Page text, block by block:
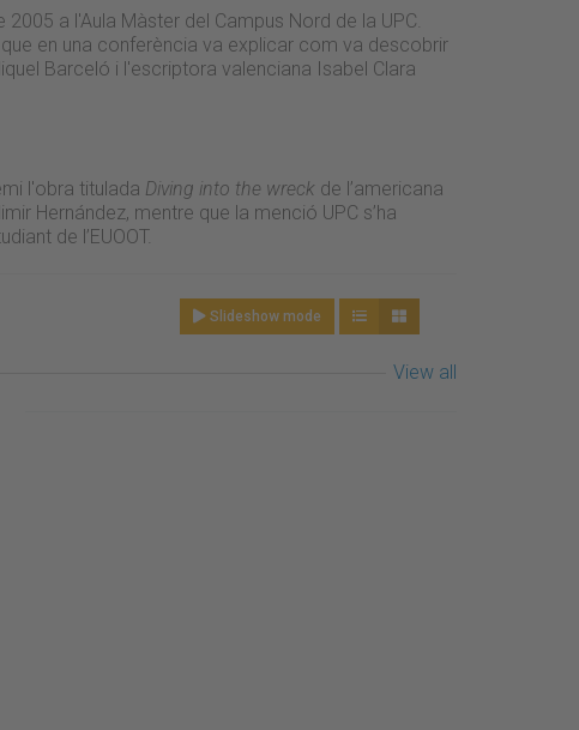
a l'Aula Màster del Campus Nord de la UPC.
en una conferència va explicar com va descobrir
Barceló i l'escriptora valenciana Isabel Clara
l'obra titulada Diving into the wreck de l’americana
Hernández, mentre que la menció UPC s’ha
de l’EUOOT.
Slideshow mode
View all